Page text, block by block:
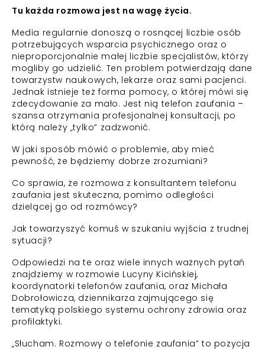
Tu każda rozmowa jest na wagę życia.
Media regularnie donoszą o rosnącej liczbie osób
potrzebujących wsparcia psychicznego oraz o
nieproporcjonalnie małej liczbie specjalistów, którzy
mogliby go udzielić. Ten problem potwierdzają dane
towarzystw naukowych, lekarze oraz sami pacjenci.
Jednak istnieje też forma pomocy, o której mówi się
zdecydowanie za mało. Jest nią telefon zaufania –
szansa otrzymania profesjonalnej konsultacji, po
którą należy „tylko” zadzwonić.
W jaki sposób mówić o problemie, aby mieć
pewność, że będziemy dobrze zrozumiani?
Co sprawia, że rozmowa z konsultantem telefonu
zaufania jest skuteczna, pomimo odległości
dzielącej go od rozmówcy?
Jak towarzyszyć komuś w szukaniu wyjścia z trudnej
sytuacji?
Odpowiedzi na te oraz wiele innych ważnych pytań
znajdziemy w rozmowie Lucyny Kicińskiej,
koordynatorki telefonów zaufania, oraz Michała
Dobrołowicza, dziennikarza zajmującego się
tematyką polskiego systemu ochrony zdrowia oraz
profilaktyki.
„Słucham. Rozmowy o telefonie zaufania” to pozycja